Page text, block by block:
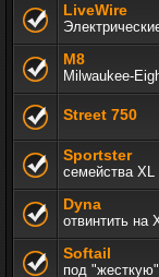
LiveWire
M8
Milwaukee-
Street 750
Sportster
семейства
Dyna
отвинтить на
Softail
под